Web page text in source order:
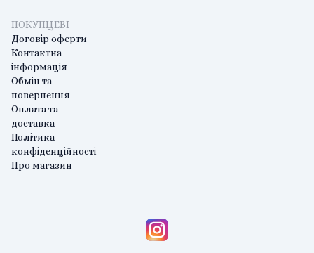
ПОКУПЦЕВІ
Договір оферти
Контактна
інформація
Обмін та
повернення
Оплата та
доставка
Політика
конфіденційності
Про магазин